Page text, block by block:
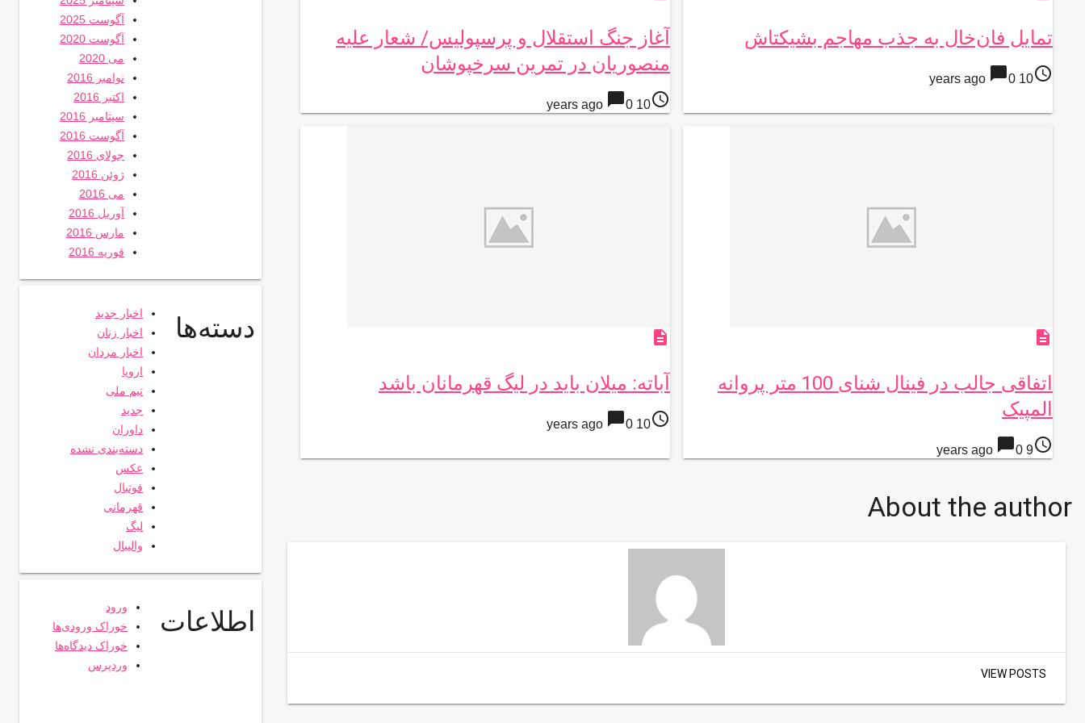
تمایل فان‌خال به جذب مهاجم بشیکتاش
access_time
10 years ago
chat_bubble0
آغاز جنگ استقلال و پرسپولیس/ شعار علیه
منصوریان در تمرین سرخپوشان
access_time
10 years ago
chat_bubble0
description
اتفاقی جالب در فینال شنای 100 متر پروانه
المپیک
access_time
9 years ago
chat_bubble0
description
آباته: میلان باید در لیگ قهرمانان باشد
access_time
10 years ago
chat_bubble0
About the author
VIEW POSTS
آگوست 2025
آگوست 2020
می 2020
نوامبر 2016
اکتبر 2016
سپتامبر 2016
آگوست 2016
جولای 2016
ژوئن 2016
می 2016
آوریل 2016
مارس 2016
فوریه 2016
دسته‌ها
اخبار جدید
اخبار زنان
اخبار مردان
اروپا
تیم ملی
جدید
داوران
دسته‌بندی نشده
عکس
فوتبال
قهرمانی
لیگ
والیبال
اطلاعات
ورود
خوراک ورودی‌ها
خوراک دیدگاه‌ها
وردپرس